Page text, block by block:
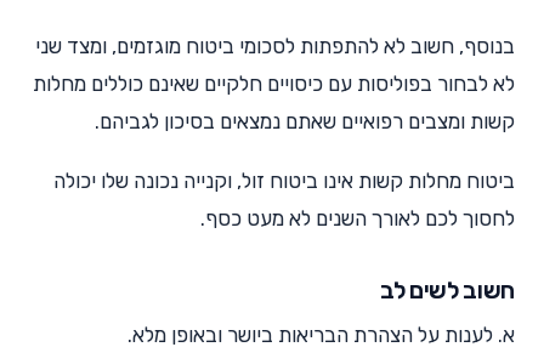
בנוסף, חשוב לא להתפתות לסכומי ביטוח מוגזמים, ומצד שני
לא לבחור בפוליסות עם כיסויים חלקיים שאינם כוללים מחלות
קשות ומצבים רפואיים שאתם נמצאים בסיכון לגביהם.
ביטוח מחלות קשות אינו ביטוח זול, וקנייה נכונה שלו יכולה
לחסוך לכם לאורך השנים לא מעט כסף.
חשוב לשים לב
א. לענות על הצהרת הבריאות ביושר ובאופן מלא.